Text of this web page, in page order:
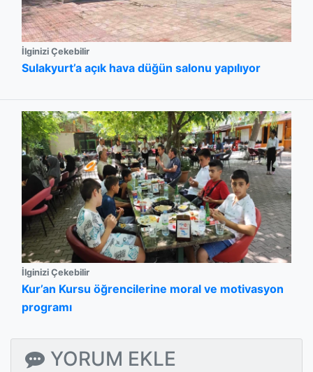
İlginizi Çekebilir
Sulakyurt’a açık hava düğün salonu yapılıyor
İlginizi Çekebilir
Kur’an Kursu öğrencilerine moral ve motivasyon
programı
YORUM EKLE